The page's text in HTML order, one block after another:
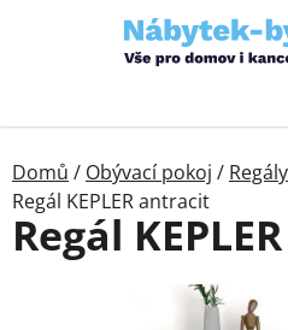
Domů / Obývací pokoj /
Regál KEPLER antracit
Regál